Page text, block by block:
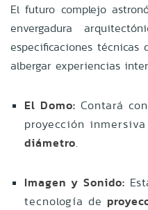
El futuro complejo
envergadura
especificaciones técnicas
albergar experiencias
El Domo: Contará
proyección
diámetro.
Imagen y Sonido:
tecnología de